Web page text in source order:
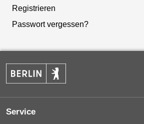
Registrieren
Passwort vergessen?
Service